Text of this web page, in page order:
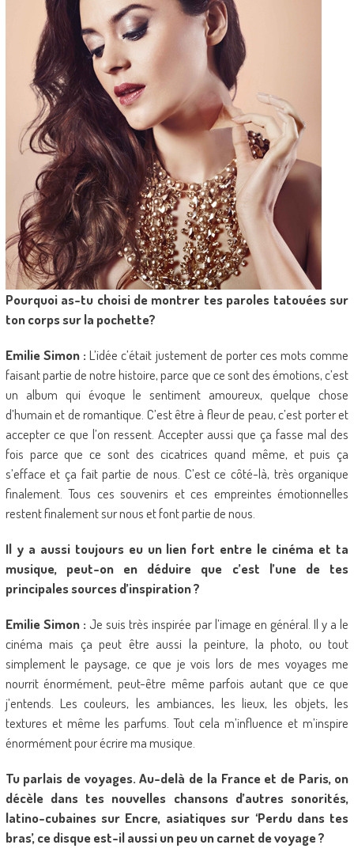
Pourquoi as-tu choisi de montrer tes paroles tatouées sur
ton corps sur la pochette?
Emilie Simon : L’idée c’était justement de porter ces mots comme
faisant partie de notre histoire, parce que ce sont des émotions, c’est
un album qui évoque le sentiment amoureux, quelque chose
d’humain et de romantique. C’est être à fleur de peau, c’est porter et
accepter ce que l’on ressent. Accepter aussi que ça fasse mal des
fois parce que ce sont des cicatrices quand même, et puis ça
s’efface et ça fait partie de nous. C’est ce côté-là, très organique
finalement. Tous ces souvenirs et ces empreintes émotionnelles
restent finalement sur nous et font partie de nous.
Il y a aussi toujours eu un lien fort entre le cinéma et ta
musique, peut-on en déduire que c’est l’une de tes
principales sources d’inspiration ?
Emilie Simon : Je suis très inspirée par l’image en général. Il y a le
cinéma mais ça peut être aussi la peinture, la photo, ou tout
simplement le paysage, ce que je vois lors de mes voyages me
nourrit énormément, peut-être même parfois autant que ce que
j’entends. Les couleurs, les ambiances, les lieux, les objets, les
textures et même les parfums. Tout cela m’influence et m’inspire
énormément pour écrire ma musique.
Tu parlais de voyages. Au-delà de la France et de Paris, on
décèle dans tes nouvelles chansons d’autres sonorités,
latino-cubaines sur Encre, asiatiques sur ‘Perdu dans tes
bras’, ce disque est-il aussi un peu un carnet de voyage ?